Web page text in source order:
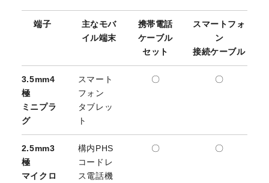
端子
主なモバ
イル端末
携帯電話
ケーブル
セット
スマートフォ
ン
接続ケーブル
3.5mm4
極
ミニプラ
グ
スマート
フォン
タブレッ
ト
〇 〇
2.5mm3
極
マイクロ
構内PHS
コードレ
ス電話機
〇 〇